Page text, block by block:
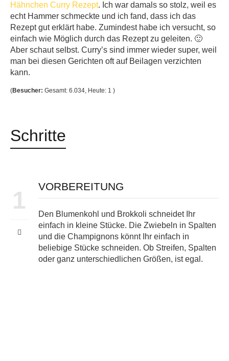
Hähnchen Curry Rezept. Ich war damals so stolz, weil es
echt Hammer schmeckte und ich fand, dass ich das
Rezept gut erklärt habe. Zumindest habe ich versucht, so
einfach wie Möglich durch das Rezept zu geleiten. 🙂
Aber schaut selbst. Curry’s sind immer wieder super, weil
man bei diesen Gerichten oft auf Beilagen verzichten
kann.
(Besucher: Gesamt: 6.034, Heute: 1 )
Schritte
1
VORBEREITUNG
Den Blumenkohl und Brokkoli schneidet Ihr
einfach in kleine Stücke. Die Zwiebeln in Spalten
und die Champignons könnt Ihr einfach in
beliebige Stücke schneiden. Ob Streifen, Spalten
oder ganz unterschiedlichen Größen, ist egal.